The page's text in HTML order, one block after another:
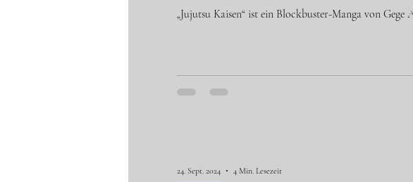
„Jujutsu Kaisen“ ist ein Blockbuster-Manga von
24. Sept. 2024 4 Min. Lesezeit